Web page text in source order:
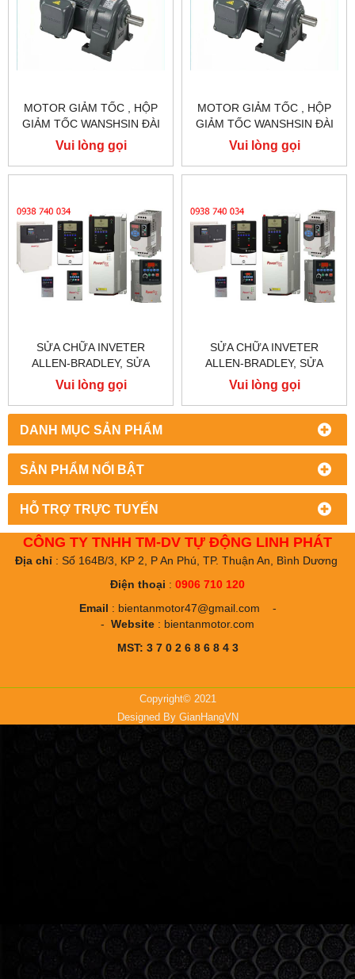
DANH MỤC SẢN PHẨM
SẢN PHẨM NỔI BẬT
HỖ TRỢ TRỰC TUYẾN
MOTOR GIẢM TỐC , HỘP
GIẢM TỐC WANSHSIN ĐÀI
LOAN 1.5KW 1500W 2HP AC
BA PHA 220 V / 380V
Vui lòng gọi
MOTOR GIẢM TỐC , HỘP
GIẢM TỐC WANSHSIN ĐÀI
LOAN 1.5KW 1500W 2HP AC
BA PHA 220 V / 380V
Vui lòng gọi
SỬA CHỮA INVETER
ALLEN-BRADLEY, SỬA
CHỮA ALLEN-BRADLEY
POWER FLEX 755
Vui lòng gọi
SỬA CHỮA INVETER
ALLEN-BRADLEY, SỬA
CHỮA ALLEN-BRADLEY
POWER FLEX 753
Vui lòng gọi
CÔNG TY TNHH TM-DV TỰ ĐỘNG LINH PHÁT
Địa chỉ: Số 164B/3, KP 2, P An Phú, TP. Thuận An, Bình Dương
Điện thoại : 0906 710 120
Email : bientanmotor47@gmail.com -
- Website : bientanmotor.com
MST: 3 7 0 2 6 8 6 8 4 3
Copyright© 2021
Designed By GianHangVN